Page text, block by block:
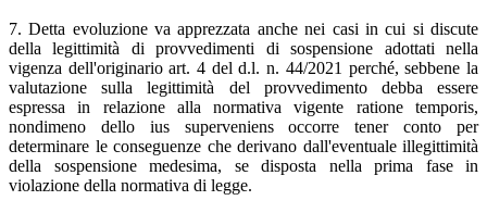
7. Detta evoluzione va apprezzata anche nei casi in cui si discute
della legittimità di provvedimenti di sospensione adottati nella
vigenza dell'originario art. 4 del d.l. n. 44/2021 perché, sebbene la
valutazione sulla legittimità del provvedimento debba essere
espressa in relazione alla normativa vigente ratione temporis,
nondimeno dello ius superveniens occorre tener conto per
determinare le conseguenze che derivano dall'eventuale illegittimità
della sospensione medesima, se disposta nella prima fase in
violazione della normativa di legge.